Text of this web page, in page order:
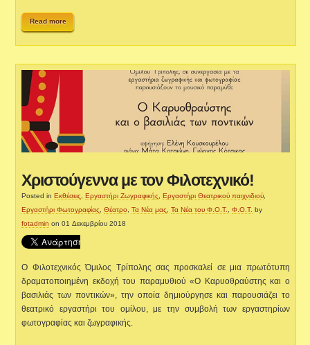
Read more
Χριστούγεννα με τον Φιλοτεχνικό!
Posted inΕκθέσεις ,Εργαστήρι Ζωγραφικής ,Εργαστήρι Θεατρικού παιχνιδιού
Εργαστήρι Φωτογραφίας ,Θέατρο ,Τα Νέα μας ,Τα Νέα του Φ.Ο.Τ. ,Φ.Ο.Τ. by
fotadmin on 01 Δεκεμβρίου 2018
O Φιλοτεχνικός Όμιλος Τρίπολης σας προσκαλεί σε μια πρωτότυπη
δραματοποιημένη εκδοχή του παραμυθιού «Ο Καρυοθραύστης και ο
βασιλιάς των ποντικών», την οποία δημιούργησε και παρουσιάζει το
θεατρικό εργαστήρι του ομίλου, με την συμβολή των εργαστηρίων
φωτογραφίας και ζωγραφικής.